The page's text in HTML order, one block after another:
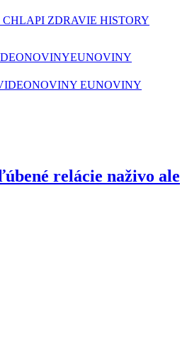
CHLAPI ZDRAVIE HISTORY
EUNOVINY
EUNOVINY
relácie naživo ale